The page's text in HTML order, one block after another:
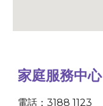
家庭服務中心
電話：3188 1123